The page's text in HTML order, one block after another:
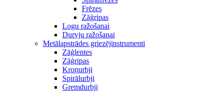
Frēzes
Zāģripas
Logu ražošanai
Durvju ražošanai
Metālapstrādes griezējinstrumenti
Zāģlentes
Zāģripas
Kroņurbji
Spirālurbji
Gremdurbji